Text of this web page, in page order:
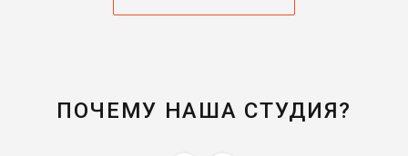
ПОЧЕМУ НАША СТУДИЯ?